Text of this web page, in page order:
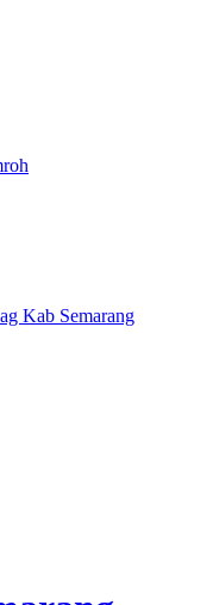
Kab Semarang